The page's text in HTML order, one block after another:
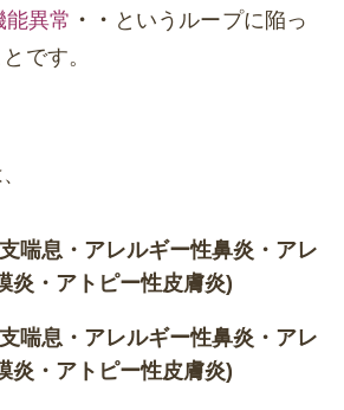
能異常 ・・ というループに陥っ
です。
喘息・アレルギー性鼻炎・アレ
炎・アトピー性皮膚炎)
喘息・アレルギー性鼻炎・アレ
炎・アトピー性皮膚炎)